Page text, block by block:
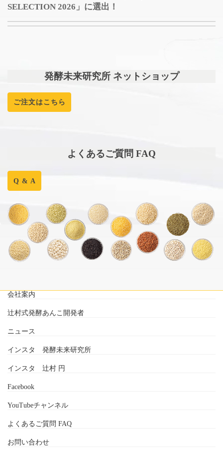
SELECTION 2026」に選出！
発酵未来研究所 ネットショップ
ご注文はこちら
よくあるご質問 FAQ
Q & A
会社案内
辻村式発酵あんこ開発者
ニュース
インスタ 発酵未来研究所
インスタ 辻村 円
Facebook
YouTubeチャンネル
よくあるご質問 FAQ
お問い合わせ